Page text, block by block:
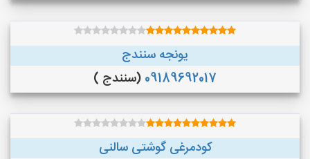
یونجه سنندج
09189692017 (سنندج )
کودمرغی گوشتی سالنی